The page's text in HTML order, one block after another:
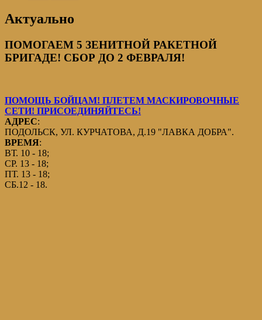
Актуально
ПОМОГАЕМ 5 ЗЕНИТНОЙ РАКЕТНОЙ
БРИГАДЕ! СБОР ДО 2 ФЕВРАЛЯ!
ПОМОЩЬ БОЙЦАМ! ПЛЕТЕМ МАСКИРОВОЧНЫЕ
СЕТИ! ПРИСОЕДИНЯЙТЕСЬ!
АДРЕС:
ПОДОЛЬСК, УЛ. КУРЧАТОВА, Д.19 "ЛАВКА ДОБРА".
ВРЕМЯ:
ВТ. 10 - 18;
СР. 13 - 18;
ПТ. 13 - 18;
СБ.12 - 18.